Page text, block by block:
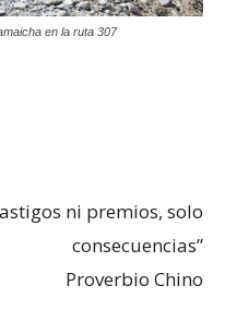
en la ruta 307
ni premios, solo
consecuencias”
Proverbio Chino